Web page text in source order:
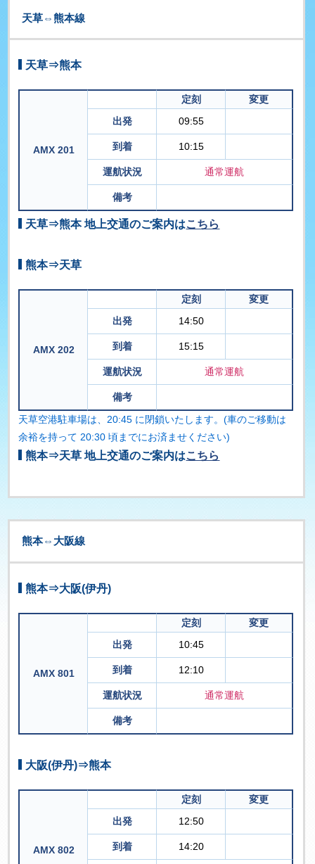
天草⇔熊本線
天草⇒熊本
AMX 201
定刻
変更
出発
09:55
到着 10:15
運航状況 通常運航
備考
天草⇒熊本 地上交通のご案内はこちら
熊本⇒天草
AMX 202
定刻
変更
出発
14:50
到着 15:15
運航状況 通常運航
備考
天草空港駐車場は、20:45 に閉鎖いたします。(車のご移動は
余裕を持って 20:30 頃までにお済ませください)
熊本⇒天草 地上交通のご案内はこちら
熊本⇔大阪線
熊本⇒大阪(伊丹)
AMX 801
定刻
変更
出発
10:45
到着 12:10
運航状況 通常運航
備考
大阪(伊丹)⇒熊本
AMX 802
定刻
変更
出発
12:50
到着 14:20